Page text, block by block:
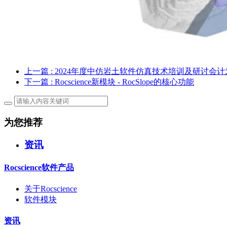
上一篇 : 2024年度中仿岩土软件仿真技术培训及研讨会计
下一篇 : Rocscience新模块 - RocSlope的核心功能
为您推荐
资讯
Rocscience软件产品
关于Rocscience
软件模块
资讯